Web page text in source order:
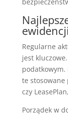
ewidencji
Regularne
jest
podatkowym.
te stosowane
czy
Porządek w